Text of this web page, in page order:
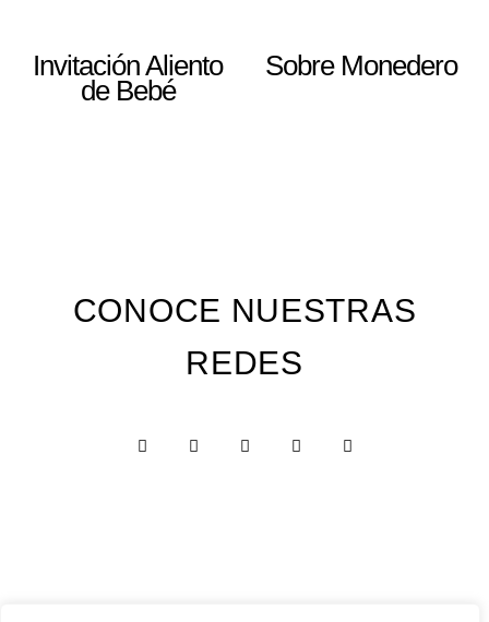
Invitación Aliento
de Bebé
Sobre Monedero
CONOCE NUESTRAS
REDES